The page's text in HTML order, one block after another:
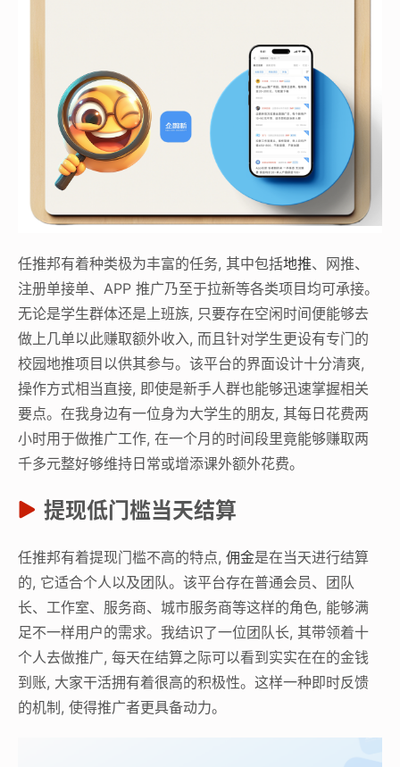
任推邦有着种类极为丰富的任务, 其中包括地推、网推、
注册单接单、APP 推广乃至于拉新等各类项目均可承接。
无论是学生群体还是上班族, 只要存在空闲时间便能够去
做上几单以此赚取额外收入, 而且针对学生更设有专门的
校园地推项目以供其参与。该平台的界面设计十分清爽,
操作方式相当直接, 即使是新手人群也能够迅速掌握相关
要点。在我身边有一位身为大学生的朋友, 其每日花费两
小时用于做推广工作, 在一个月的时间段里竟能够赚取两
千多元整好够维持日常或增添课外额外花费。
提现低门槛当天结算
任推邦有着提现门槛不高的特点, 佣金是在当天进行结算
的, 它适合个人以及团队。该平台存在普通会员、团队
长、工作室、服务商、城市服务商等这样的角色, 能够满
足不一样用户的需求。我结识了一位团队长, 其带领着十
个人去做推广, 每天在结算之际可以看到实实在在的金钱
到账, 大家干活拥有着很高的积极性。这样一种即时反馈
的机制, 使得推广者更具备动力。